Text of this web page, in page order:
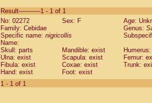
CebidaeSaguinus labiatus(0)
Cebidae Saguinus leucopus (0)
Cebidae
CebidaeSaguinus mystax
Cebidae Saguinus nigricollis (1)
Cebidae Saguinus oedipus
Cebidae Saguinus weddelli
Cebidae Saguinusspp.
Cebidae
Result-----------1 - 1 of 1
No: 02272
Sex: F
Age:
Family: Cebidae
Genus:
Specific name: nigricollis
Name:
Skull: parts
Mandible: exist
Ulna: exist
Scapula: exist
Femur:
Fibula: exist
Coxae: exist
Trunk:
Hand: exist
Foot: exist
1 - 1 of 1